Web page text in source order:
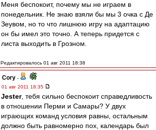
Меня беспокоит, почему мы не играем в
понедельник. Не знаю взяли бы мы 3 очка с Де
Зеувом, но то что лишнюю игру на адаптацию
он бы имел это точно. А теперь придется с
листа выходить в Грозном.
Редактировалось 01 авг 2011 18:38
Cory -
01 авг 2011 18:35
Jester, тебя сильно беспокоит справедливость
в отношении Перми и Самары? У двух
играющих команд условия равны, остальным
должно быть равномерно пох, календарь был